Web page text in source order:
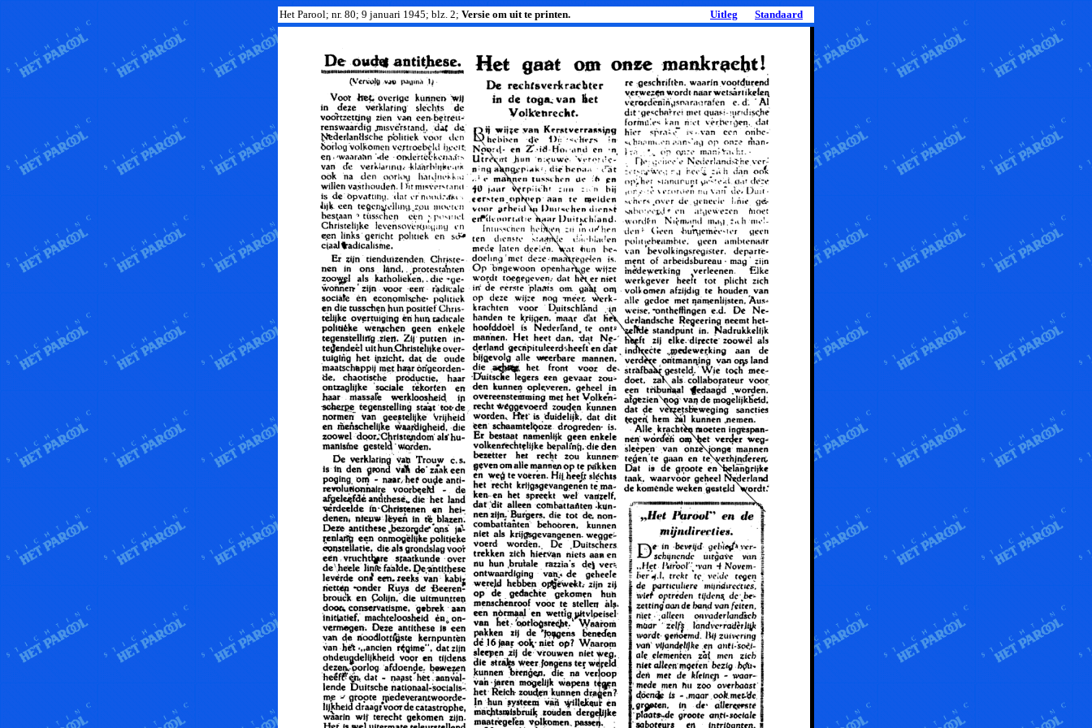
Het Parool; nr. 80; 9 januari 1945; blz. 2; Versie om uit te printen. Uitleg Standaard